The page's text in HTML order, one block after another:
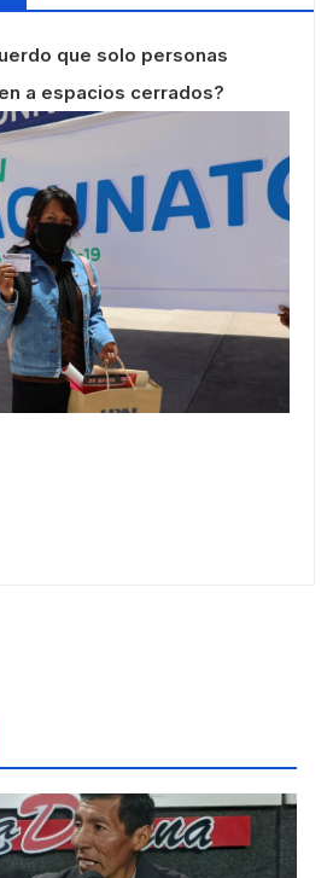
que solo personas
a espacios cerrados?